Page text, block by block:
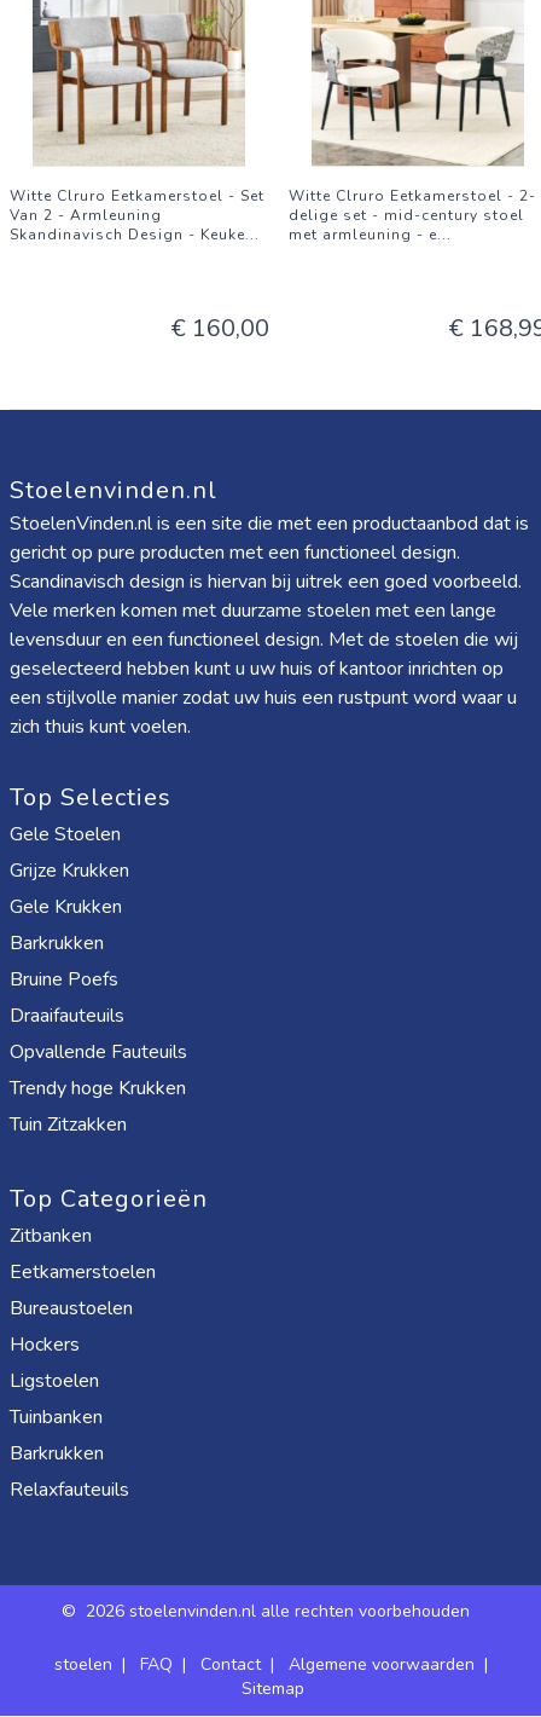
Witte Clruro Eetkamerstoel - Set
Van 2 - Armleuning
Skandinavisch Design - Keuke...
€ 160,00
Witte Clruro Eetkamerstoel - 2-
delige set - mid-century stoel
met armleuning - e...
€
Stoelenvinden.nl
StoelenVinden.nl is een site die met een productaanbod dat is
gericht op pure producten met een functioneel design.
Scandinavisch design is hiervan bij uitrek een goed voorbeeld.
Vele merken komen met duurzame stoelen met een lange
levensduur en een functioneel design. Met de stoelen die wij
geselecteerd hebben kunt u uw huis of kantoor inrichten op
een stijlvolle manier zodat uw huis een rustpunt word waar u
zich thuis kunt voelen.
Top Selecties
Gele Stoelen
Grijze Krukken
Gele Krukken
Barkrukken
Bruine Poefs
Draaifauteuils
Opvallende Fauteuils
Trendy hoge Krukken
Tuin Zitzakken
Top Categorieën
Zitbanken
Eetkamerstoelen
Bureaustoelen
Hockers
Ligstoelen
Tuinbanken
Barkrukken
Relaxfauteuils
© 2026 stoelenvinden.nl alle rechten voorbehouden
stoelen | FAQ | Contact| Algemene voorwaarden |
Sitemap